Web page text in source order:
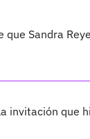
que Sandra
invitación que